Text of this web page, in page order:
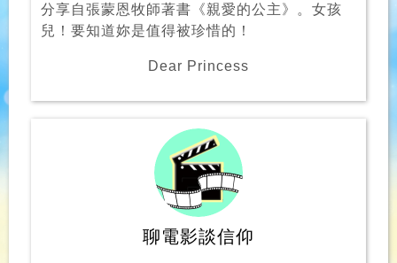
分享自張蒙恩牧師著書《親愛的公主》。女孩
兒！要知道妳是值得被珍惜的！
Dear Princess
聊電影談信仰